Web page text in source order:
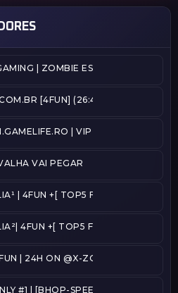
| ZOMBIE ESCAPE |
[4FUN] (26:41)
| VIP FREE | STEAM
VAI PEGAR
| 4FUN +[ TOP5 FREE ADMIN +
4FUN +[ TOP5 FREE ADMIN +
| 24H ON @X-ZONE
#1 | [BHOP-SPEEDRUN] [TOP15,